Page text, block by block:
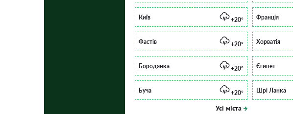
Київ +20°
Фастів +20°
Бородянка +20°
Буча +20°
Усі міста
Франція
Хорватія
Єгипет
Шрі Ланка